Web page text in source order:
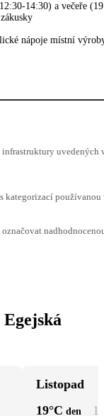
14:30) a večeře
nápoje místní
uvedených
Listopad
19°C den